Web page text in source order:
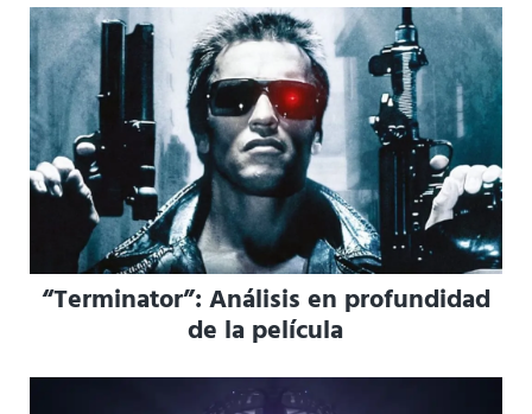
“Terminator”: Análisis en profundidad
de la película